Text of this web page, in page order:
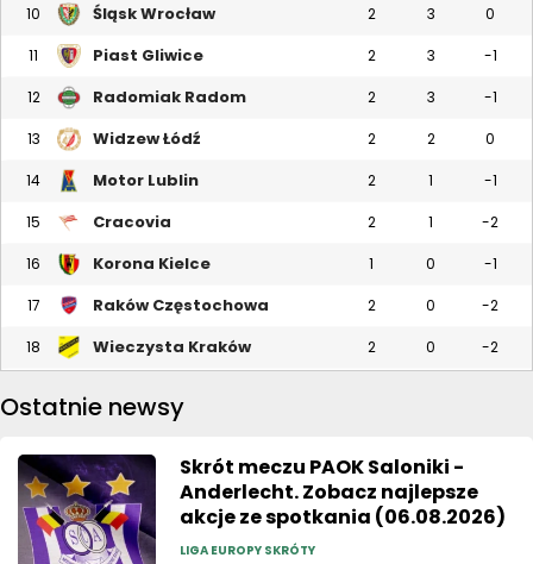
10 Śląsk Wrocław 2 3 0
11 Piast Gliwice 2 3 -1
12 Radomiak Radom 2 3 -1
13 Widzew Łódź 2 2 0
14 Motor Lublin 2 1 -1
15 Cracovia 2 1 -2
16 Korona Kielce 1 0 -1
17 Raków Częstochowa 2 0 -2
18 Wieczysta Kraków 2 0 -2
Ostatnie newsy
Skrót meczu PAOK Saloniki -
Anderlecht. Zobacz najlepsze
akcje ze spotkania (06.08.2026)
LIGA EUROPY SKRÓTY